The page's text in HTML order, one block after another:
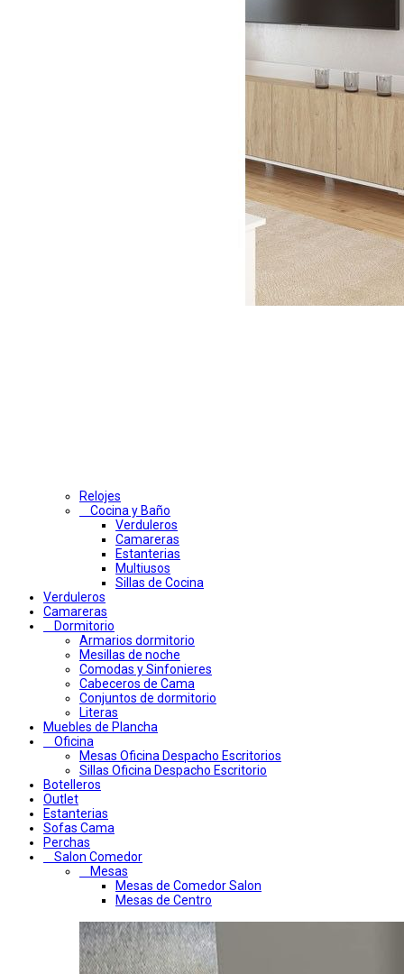
Relojes
Cocina y Baño
Verduleros
Camareras
Estanterias
Multiusos
Sillas de Cocina
Verduleros
Camareras
Dormitorio
Armarios dormitorio
Mesillas de noche
Comodas y Sinfonieres
Cabeceros de Cama
Conjuntos de dormitorio
Literas
Muebles de Plancha
Oficina
Mesas Oficina Despacho Escritorios
Sillas Oficina Despacho Escritorio
Botelleros
Outlet
Estanterias
Sofas Cama
Perchas
Salon Comedor
Mesas
Mesas de Comedor Salon
Mesas de Centro